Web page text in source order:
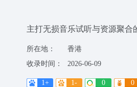
主打无损音乐试听与资源聚合
所在地：
香港
收录时间：
2026-06-09
1+ 1- 0 0